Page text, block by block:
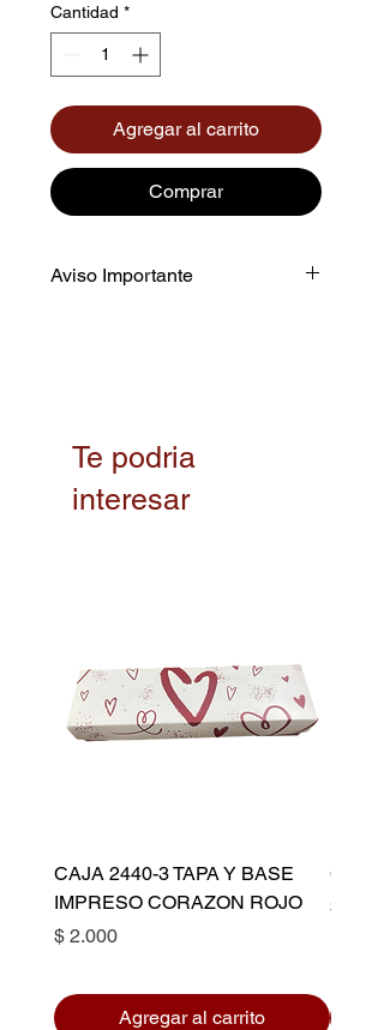
Cantidad *
Agregar al carrito
Comprar
Aviso Importante
recomendamos tener esto en
cuenta al hacer su compra
Te podria
interesar
CAJA 2440-3 TAPA Y BASE
IMPRESO CORAZON ROJO
Precio
$ 2.000
Agregar al carrito
Precio
$